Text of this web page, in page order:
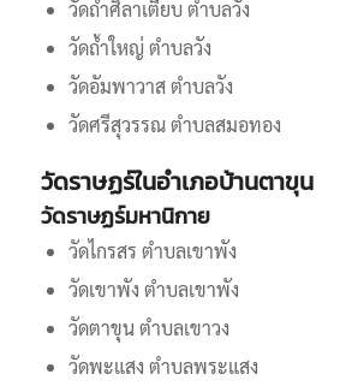
วัดถ้ำศิลาเตียบ ตำบลวัง
วัดถ้ำใหญ่ ตำบลวัง
วัดอัมพาวาส ตำบลวัง
วัดศรีสุวรรณ ตำบลสมอทอง
วัดราษฏร์ในอำเภอบ้านตาขุน
วัดราษฏร์มหานิกาย
วัดไกรสร ตำบลเขาพัง
วัดเขาพัง ตำบลเขาพัง
วัดตาขุน ตำบลเขาวง
วัดพะแสง ตำบลพระแสง